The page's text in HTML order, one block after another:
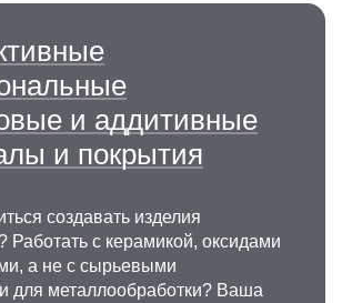
и аддитивные
и покрытия
создавать изделия
Работать с керамикой, оксидами
а не с сырьевыми
для металлообработки? Ваша